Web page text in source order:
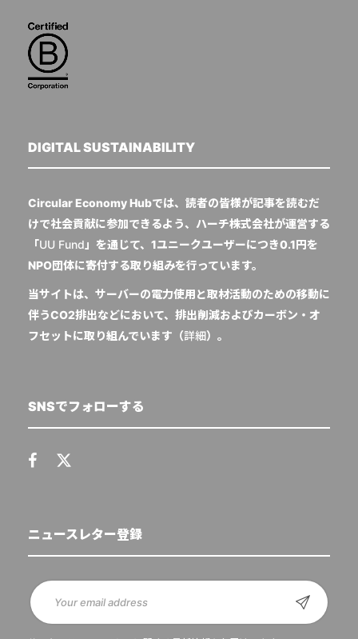
DIGITAL SUSTAINABILITY
Circular Economy Hubでは、読者の皆様が記事を読むだ
けで社会貢献に参加できるよう、ハーチ株式会社が運営する
「UU Fund 」を通じて、1ユニークユーザーにつき0.1円を
NPO団体に寄付する取り組みを行っています。
当サイトは、サーバーの電力使用と取材活動のための移動に
伴うCO2排出などにおいて、排出削減およびカーボン・オ
フセットに取り組んでいます（詳細）。
SNSでフォローする
ニュースレター登録